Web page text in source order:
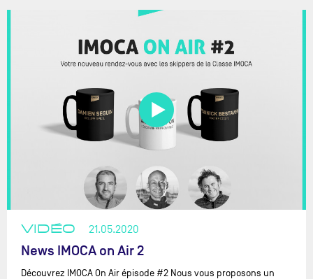
VIDÉO 21.05.2020
News IMOCA on Air 2
Découvrez IMOCA On Air épisode #2 Nous vous proposons un